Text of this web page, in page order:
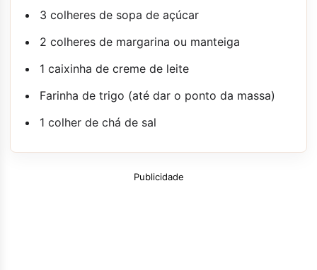
3 colheres de sopa de açúcar
2 colheres de margarina ou manteiga
1 caixinha de creme de leite
Farinha de trigo (até dar o ponto da massa)
1 colher de chá de sal
Publicidade